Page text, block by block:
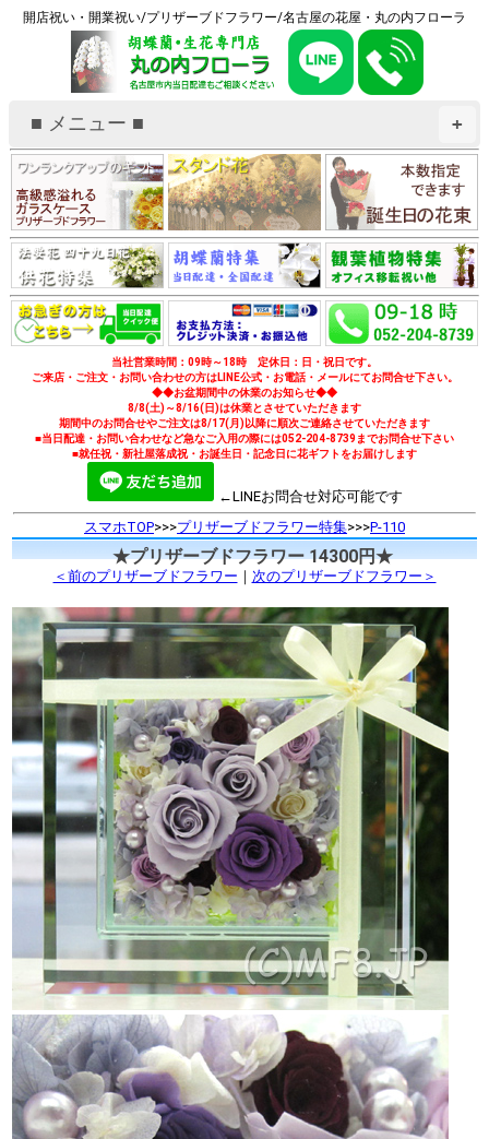
開店祝い・開業祝い/プリザーブドフラワー/名古屋の花屋・丸の内フローラ
+
■ メニュー ■
当社営業時間：09時～18時 定休日：日・祝日です。
ご来店・ご注文・お問い合わせの方はLINE公式・お電話・メールにてお問合せ下さい。
◆◆お盆期間中の休業のお知らせ◆◆
8/8(土)～8/16(日)は休業とさせていただきます
期間中のお問合せやご注文は8/17(月)以降に順次ご連絡させていただきます
■当日配達・お問い合わせなど急なご入用の際には052-204-8739までお問合せ下さい
■就任祝・新社屋落成祝・お誕生日・記念日に花ギフトをお届けします
←LINEお問合せ対応可能です
スマホTOP>>>プリザーブドフラワー特集>>>P-110
★プリザーブドフラワー 14300円★
＜前のプリザーブドフラワー ｜ 次のプリザーブドフラワー＞